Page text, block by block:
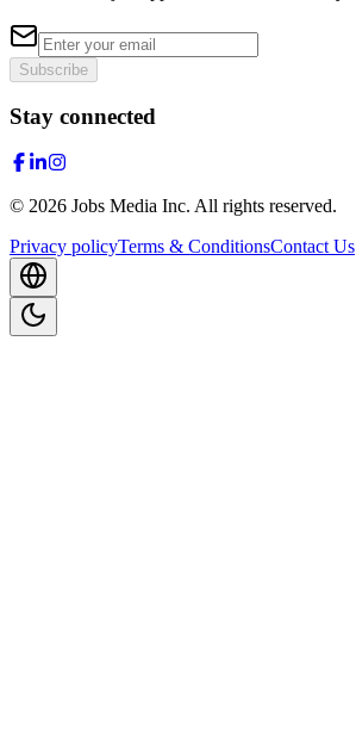
Subscribe
Stay connected
© 2026 Jobs Media Inc. All rights reserved.
Privacy policyTerms & ConditionsContact Us